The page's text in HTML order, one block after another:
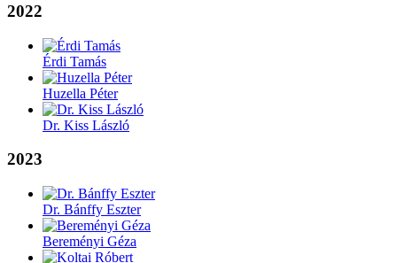
2022
Érdi Tamás
Huzella Péter
Dr. Kiss László
2023
Dr. Bánffy Eszter
Bereményi Géza